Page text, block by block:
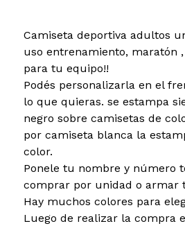
Camiseta deportiva adultos
uso entrenamiento, maratón
para tu equipo!!
Podés personalizarla en el
lo que quieras. se estampa
negro sobre camisetas de
por camiseta blanca la
color.
Ponele tu nombre y número
comprar por unidad o armar
Hay muchos colores para
Luego de realizar la compra